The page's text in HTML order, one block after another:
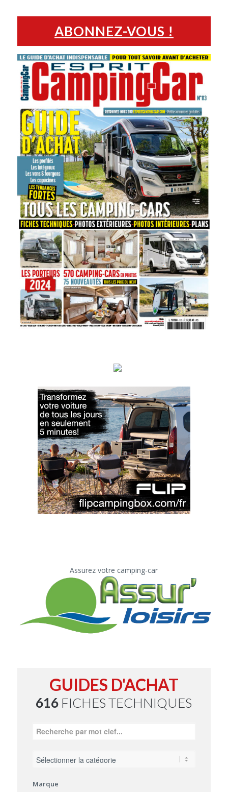
ABONNEZ-VOUS !
Assurez votre camping-car
GUIDES D'ACHAT
616 FICHES TECHNIQUES
Marque